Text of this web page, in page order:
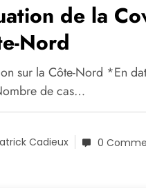
de la
Nord
sur la Côte-Nord *En
de cas…
Cadieux 0